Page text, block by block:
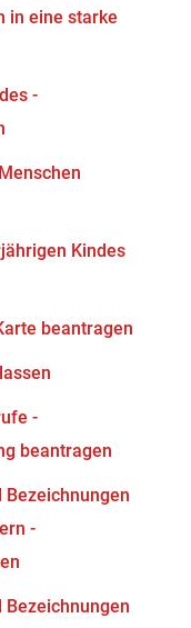
in eine starke
-
Kindes
beantragen
-
beantragen
-